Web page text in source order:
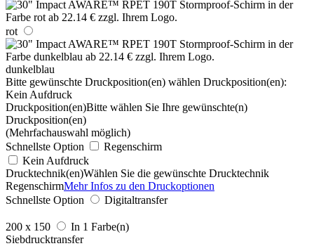
rot
dunkelblau
Bitte gewünschte Druckposition(en) wählen Druckposition(en):
Kein Aufdruck
Druckposition(en)Bitte wählen Sie Ihre gewünschte(n)
Druckposition(en)
(Mehrfachauswahl möglich)
Schnellste Option
Regenschirm
Kein Aufdruck
Drucktechnik(en)Wählen Sie die gewünschte Drucktechnik
RegenschirmMehr Infos zu den Druckoptionen
Schnellste Option
Digitaltransfer
200 x 150
In 1 Farbe(n)
Siebdrucktransfer